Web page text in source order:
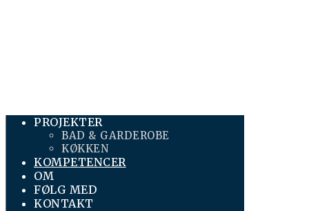
PROJEKTER
BAD & GARDEROBE
KØKKEN
KOMPETENCER
OM
FØLG MED
KONTAKT